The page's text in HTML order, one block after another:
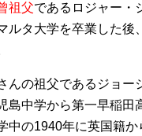
祖父であるロジャー・
ルタ大学を卒業した後、
んの祖父であるジョ
島中学から第一早稲
中の1940年に英国籍か